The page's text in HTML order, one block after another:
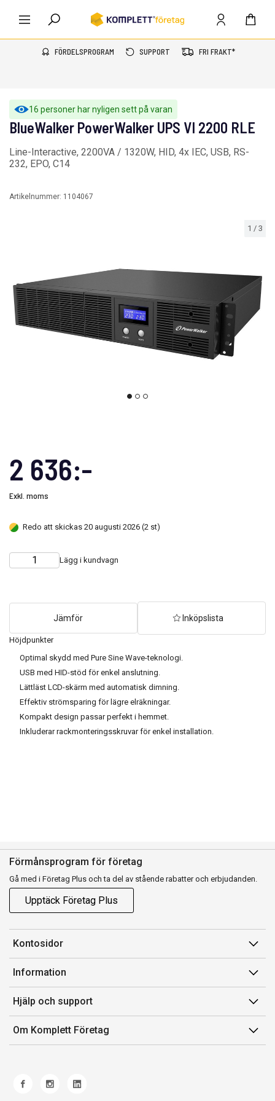
FÖRDELSPROGRAM SUPPORT FRI FRAKT*
16 personer har nyligen sett på varan
1 / 3
Höjdpunkter
Optimal skydd med Pure Sine Wave-teknologi.
USB med HID-stöd för enkel anslutning.
Lättläst LCD-skärm med automatisk dimning.
Effektiv strömsparing för lägre elräkningar.
Kompakt design passar perfekt i hemmet.
Inkluderar rackmonteringsskruvar för enkel installation.
BlueWalker PowerWalker UPS VI 2200 RLE
Line-Interactive, 2200VA / 1320W, HID, 4x IEC, USB, RS-
232, EPO, C14
Artikelnummer: 1104067
2 636:-
Exkl. moms
Redo att skickas 20 augusti 2026 (2 st)
Choose
Quantity Lägg i kundvagn
Jämför Inköpslista
Förmånsprogram för företag
Gå med i Företag Plus och ta del av stående rabatter och erbjudanden.
Upptäck Företag Plus
Kontosidor
Mina sidor
Orderhistorik
Fakturor & Kvitton
Inköpslistor
Information
Försäljningsvillkor
Villkor för Komplett Företag Plus
Felsökning & guider
Hjälp och support
Kontakta oss
Kundservice
Frakt och leverans
Om Komplett Företag